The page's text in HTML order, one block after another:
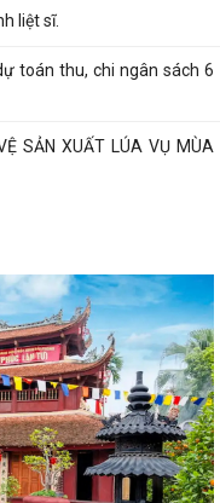
liệt sĩ.
toán thu, chi ngân sách 6
SẢN XUẤT LÚA VỤ MÙA
và mưa lũ sau bão
Chủ tịch Ủy ban nhân dân
1 năm vận hành mô hình